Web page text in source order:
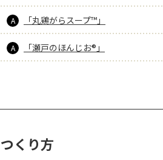
A 「丸鶏がらスープ™」
A 「瀬戸のほんじお®」
つくり方